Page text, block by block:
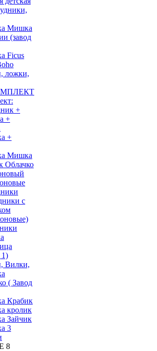
Мишка
(завод
Ficus
ложки,
+
+
+
Мишка
Облачко
с
1)
Вилки,
( Завод
Крабик
кролик
Зайчик
3
8